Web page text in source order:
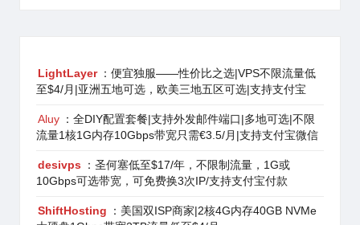
LightLayer ：便宜独服——性价比之选|VPS不限流量低
至$4/月|亚洲五地可选，欧美三地五区可选|支持支付宝
Aluy ：全DIY配置套餐|支持外发邮件端口|多地可选|不限
流量1核1G内存10Gbps带宽只需€3.5/月|支持支付宝微信
desivps
：圣何塞低至$17/年，不限制流量，1G或
10Gbps可选带宽，可免费换3次IP/支持支付宝付款
ShiftHosting
：美国双ISP商家|2核4G内存40GB NVMe